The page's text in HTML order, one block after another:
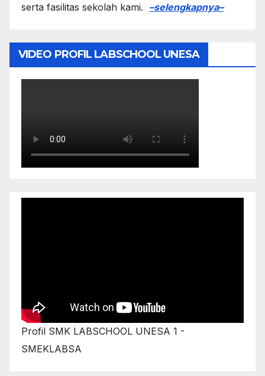
serta fasilitas sekolah kami. –selengkapnya–
VIDEO PROFIL LABSCHOOL UNESA
Profil SMK LABSCHOOL UNESA 1 -
SMEKLABSA